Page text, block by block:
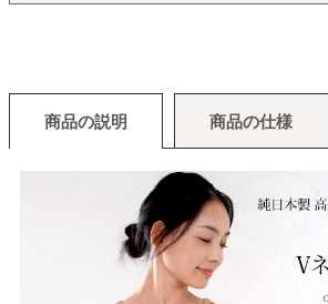
商品の説明 商品の仕様